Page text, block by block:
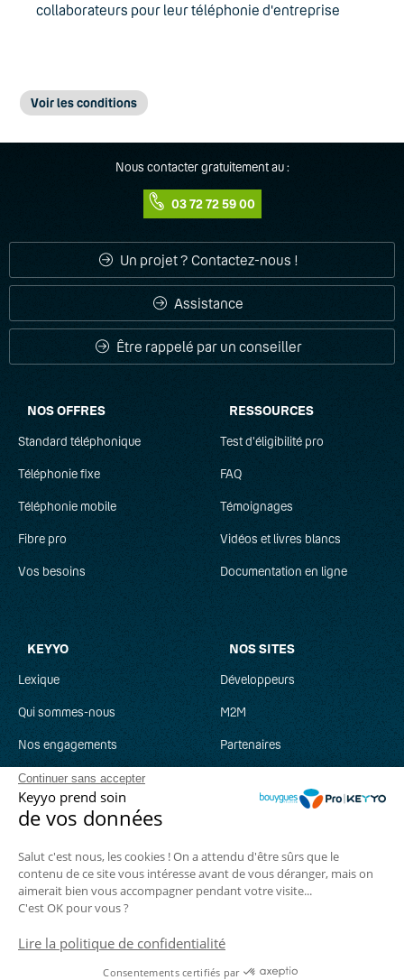
Continuer sans accepter
Keyyo prend soin
de vos données
Salut c'est nous, les cookies ! On a attendu d'être sûrs que le
contenu de ce site vous intéresse avant de vous déranger, mais on
aimerait bien vous accompagner pendant votre visite...
C'est OK pour vous ?
Lire la politique de confidentialité
Consentements certifiés par
collaborateurs pour leur téléphonie d'entreprise
Voir les conditions
Pré-requis : afin d'intégrer l'application Keyyo pour
Microsoft Teams, il faut avoir obligatoirement avoir souscrit
à une ligne SIP Keyyo et son compte Keyyo associé, et
disposer d'un compte Microsoft 365 actif
Mac requises pour l'application Keyyo pour Microsoft
Teams, rendez-vous sur la page de
compatibilité des applications Keyyo
Nous contacter gratuitement au :
03 72 72 59 00
Un projet ? Contactez-nous !
Assistance
Être rappelé par un conseiller
NOS OFFRES
Standard téléphonique
Téléphonie fixe
Téléphonie mobile
Fibre pro
Vos besoins
RESSOURCES
Test d'éligibilité pro
FAQ
Témoignages
Vidéos et livres blancs
Documentation en ligne
KEYYO
Lexique
Qui sommes-nous
Nos engagements
Recrutement
Parrainage
NOS SITES
Développeurs
M2M
Partenaires
Suivez-nous :
© Keyyo 2026 Plan du site Mentions légales